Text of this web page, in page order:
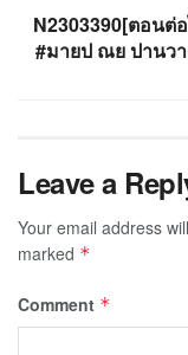
N2303390[ตอน
#มายป ณย ปานว
Leave a
Your email address
marked *
Comment *